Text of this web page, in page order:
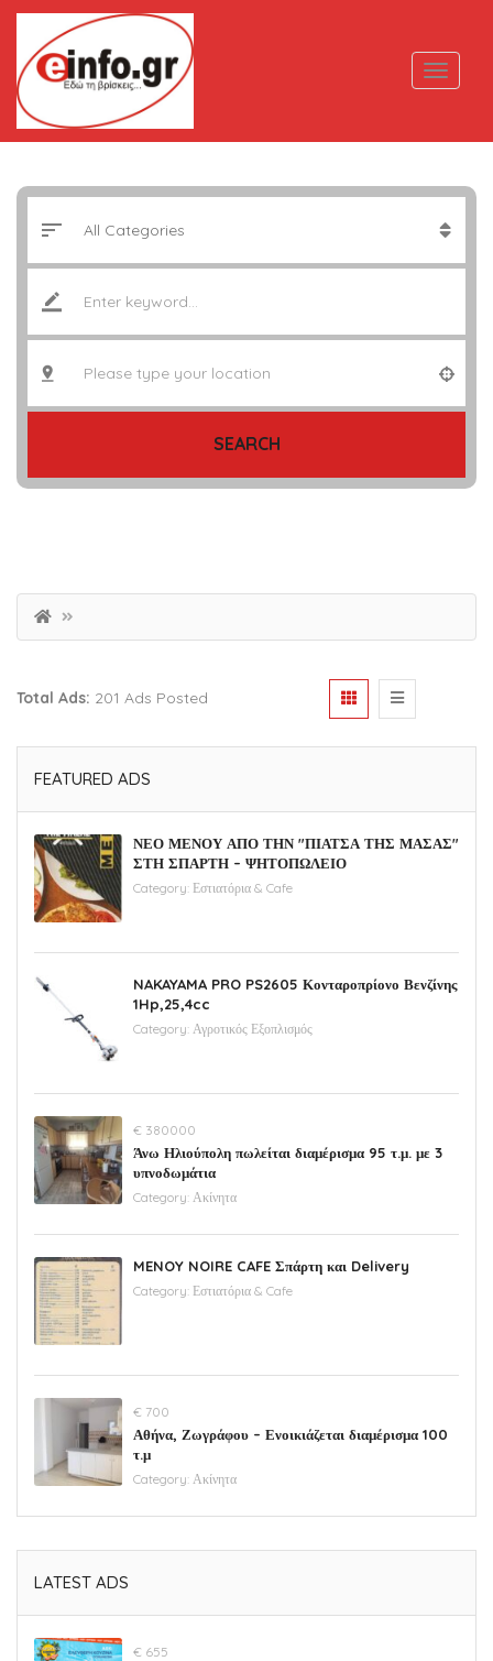
SEARCH
Total Ads: 201 Ads Posted
FEATURED ADS
ΝΕΟ ΜΕΝΟΥ ΑΠΟ ΤΗΝ "ΠΙΑΤΣΑ ΤΗΣ ΜΑΣΑΣ"
ΣΤΗ ΣΠΑΡΤΗ – ΨΗΤΟΠΩΛΕΙΟ
Category: Εστιατόρια & Cafe
NAKAYAMA PRO PS2605 Κονταροπρίονο Βενζίνης
1Hp,25,4cc
Category: Αγροτικός Εξοπλισμός
€ 380000
Άνω Ηλιούπολη πωλείται διαμέρισμα 95 τ.μ. με 3
υπνοδωμάτια
Category: Ακίνητα
MENOY NOIRE CAFE Σπάρτη και Delivery
Category: Εστιατόρια & Cafe
€ 700
Αθήνα, Ζωγράφου – Ενοικιάζεται διαμέρισμα 100
τ.μ
Category: Ακίνητα
LATEST ADS
€ 655